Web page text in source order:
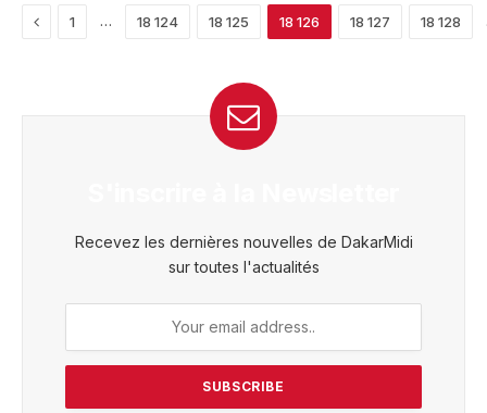
Previous
1 … 18 124 18 125 18 126 18 127 18 128
Recevez les dernières nouvelles de DakarMidi
sur toutes l'actualités